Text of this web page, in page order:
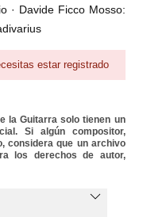
· Davide Ficco Mosso:
estar registrado
la Guitarra solo tienen un
Si algún compositor,
considera que un archivo
los derechos de autor,